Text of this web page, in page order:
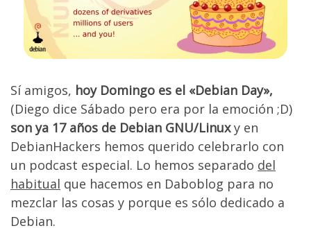
Sí amigos, hoy Domingo es el «Debian Day»,
(Diego dice Sábado pero era por la emoción ;D)
son ya 17 años de Debian GNU/Linuxy en
DebianHackers hemos querido celebrarlo con
un podcast especial. Lo hemos separado del
habitual que hacemos en Daboblog para no
mezclar las cosas y porque es sólo dedicado a
Debian.